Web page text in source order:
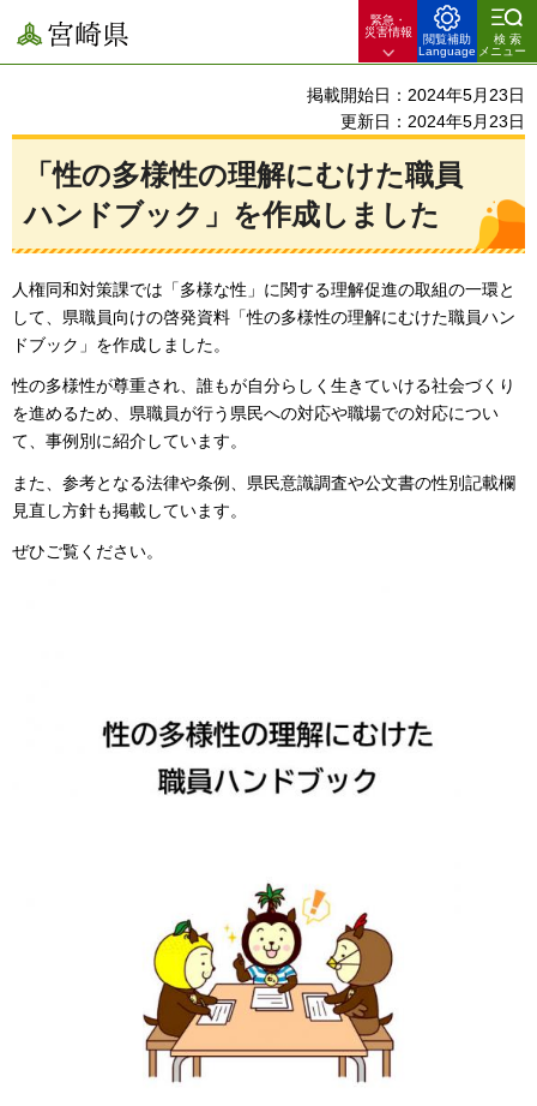
宮崎県
緊急・
災害情報
閲覧補助
Language
検索
メニュー
掲載開始日：2024年5月23日
更新日：2024年5月23日
「性の多様性の理解にむけた職員
ハンドブック」を作成しました
人権同和対策課では「多様な性」に関する理解促進の取組の一環と
して、県職員向けの啓発資料「性の多様性の理解にむけた職員ハン
ドブック」を作成しました。
性の多様性が尊重され、誰もが自分らしく生きていける社会づくり
を進めるため、県職員が行う県民への対応や職場での対応につい
て、事例別に紹介しています。
また、参考となる法律や条例、県民意識調査や公文書の性別記載欄
見直し方針も掲載しています。
ぜひご覧ください。